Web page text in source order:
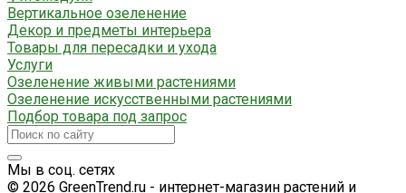
Вертикальное озеленение
Декор и предметы интерьера
Товары для пересадки и ухода
Услуги
Озеленение живыми растениями
Озеленение искусственными растениями
Подбор товара под запрос
Мы в соц. сетях
© 2026 GreenTrend.ru - интернет-магазин растений и